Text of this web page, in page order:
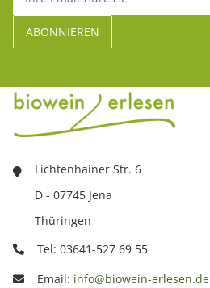
Lichtenhainer Str. 6
D - 07745 Jena
Thüringen
Tel: 03641-527 69 55
Email: info@biowein-erlesen.de